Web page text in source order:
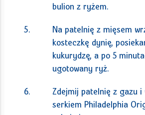
bulion z ryżem.
Na patelnię z mięsem
kosteczkę dynię,
kukurydzę, a po 5
ugotowany ryż.
Zdejmij patelnię z gazu
serkiem Philadelphia